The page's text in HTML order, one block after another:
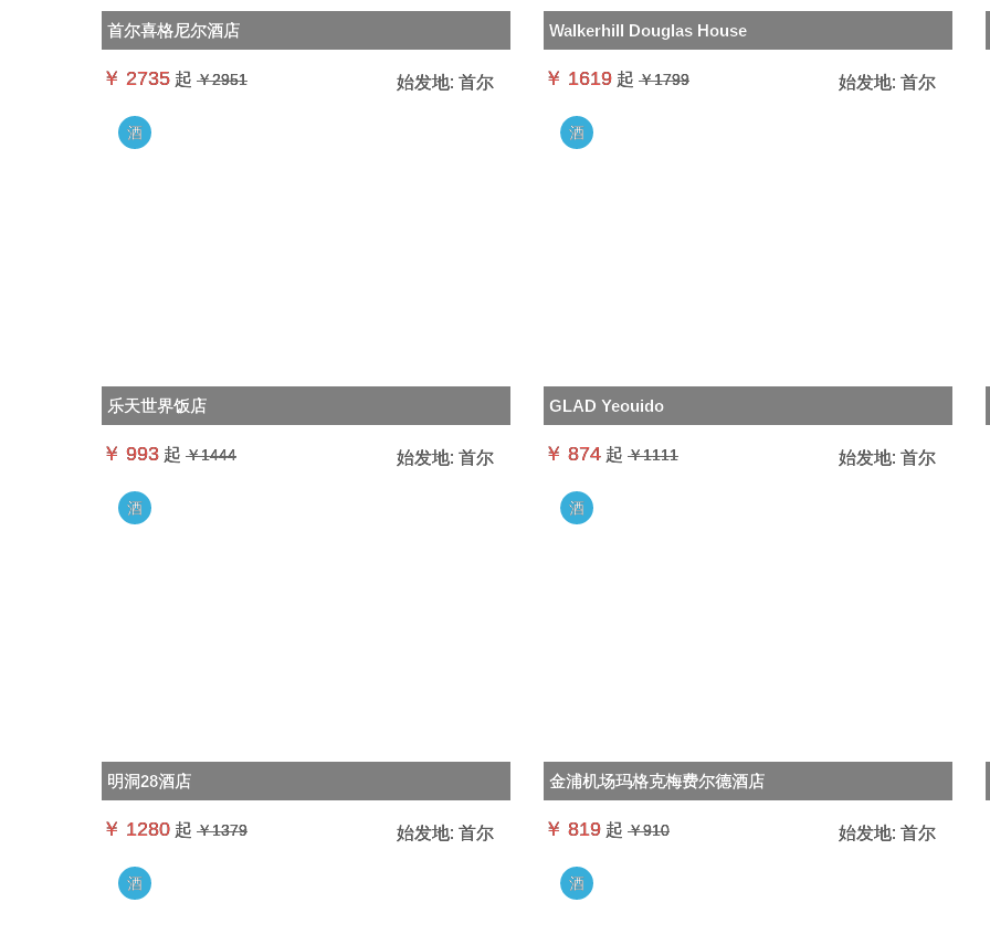
首尔喜格尼尔酒店
￥ 2735 起 ￥2951 始发地: 首尔
酒
Walkerhill Douglas House
￥ 1619 起 ￥1799 始发地: 首尔
酒
乐天世界饭店
￥ 993 起 ￥1444 始发地: 首尔
酒
GLAD Yeouido
￥ 874 起 ￥1111 始发地: 首尔
酒
明洞28酒店
￥ 1280 起 ￥1379 始发地: 首尔
酒
金浦机场玛格克梅费尔德酒店
￥ 819 起 ￥910 始发地: 首尔
酒